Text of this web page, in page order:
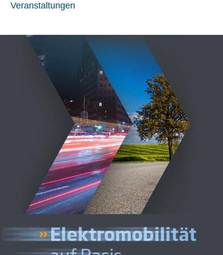
Veranstaltungen